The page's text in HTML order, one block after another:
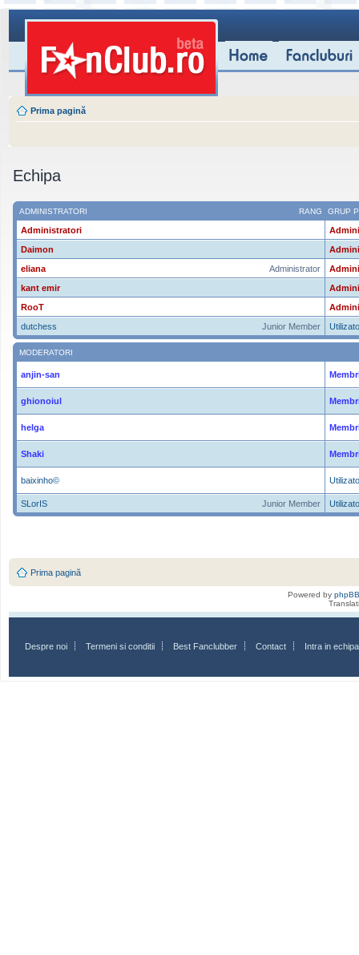
Prima pagină
Echipa
RANG
ADMINISTRATORI GRUP
Administratori
Daimon
Administrator
eliana
kant emir
RooT
Junior Member
dutchess
MODERATORI
anjin-san
ghionoiul
helga
Shaki
baixinho©
Junior Member
SLorIS
Prima pagină
Powered by phpBB
Despre noi Termeni si conditii Best Fanclubber Contact Intra in